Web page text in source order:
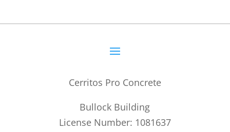
Cerritos Pro Concrete
Bullock Building
License Number: 1081637